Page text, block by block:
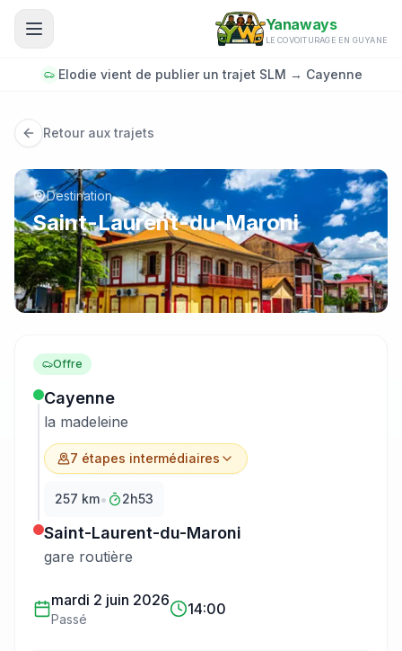
Aller au contenu principal
Yanaways
LE COVOITURAGE EN GUYANE
Elodie vient de publier un trajet SLM → Cayenne
Retour aux trajets
Destination
Saint-Laurent-du-Maroni
Offre
Cayenne
la madeleine
7 étapes intermédiaires
257 km• 2h53
Saint-Laurent-du-Maroni
gare routière
mardi 2 juin 2026
Passé
14:00